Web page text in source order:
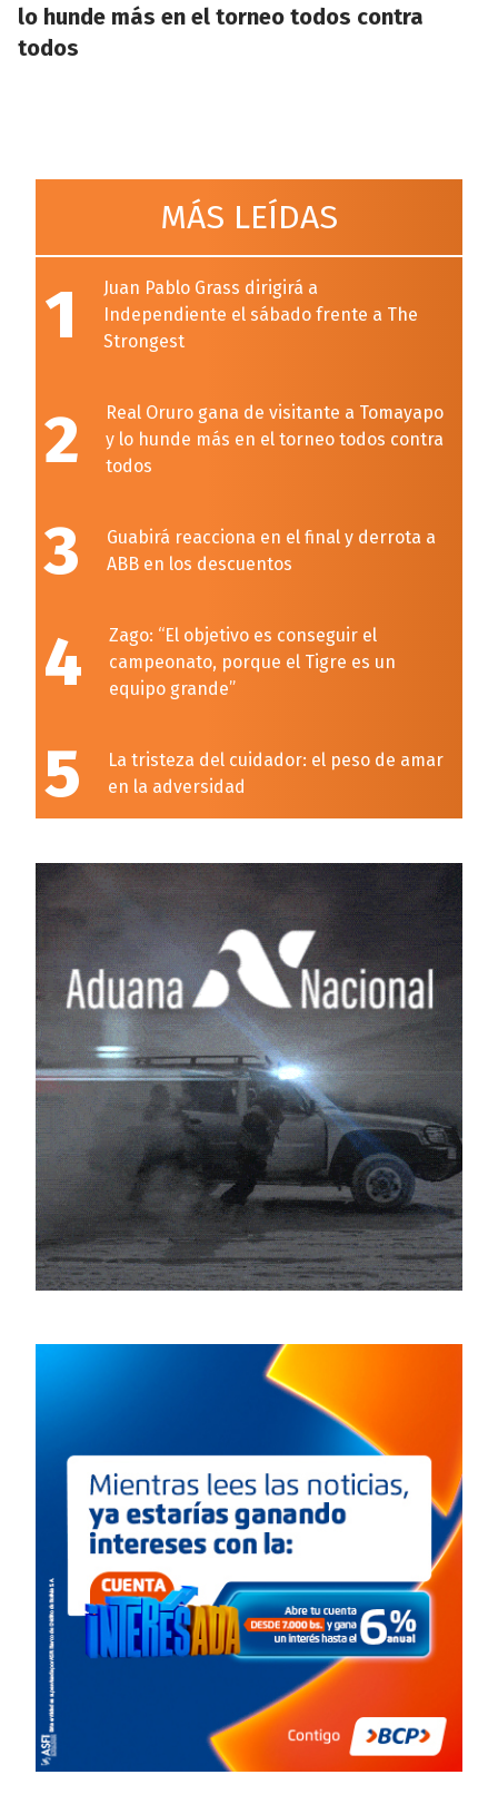
lo hunde más en el torneo todos contra
todos
MÁS LEÍDAS
1
Juan Pablo Grass dirigirá a
Independiente el sábado frente a The
Strongest
2
Real Oruro gana de visitante a Tomayapo
y lo hunde más en el torneo todos contra
todos
3
Guabirá reacciona en el final y derrota a
ABB en los descuentos
4
Zago: “El objetivo es conseguir el
campeonato, porque el Tigre es un
equipo grande”
5
La tristeza del cuidador: el peso de amar
en la adversidad